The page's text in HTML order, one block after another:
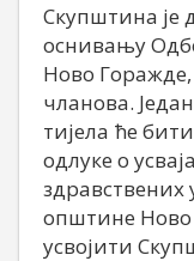
Скупштина је
оснивању
Ново
чланова.
тијела ће
одлуке о
здравствених
општине Ново
усвојити